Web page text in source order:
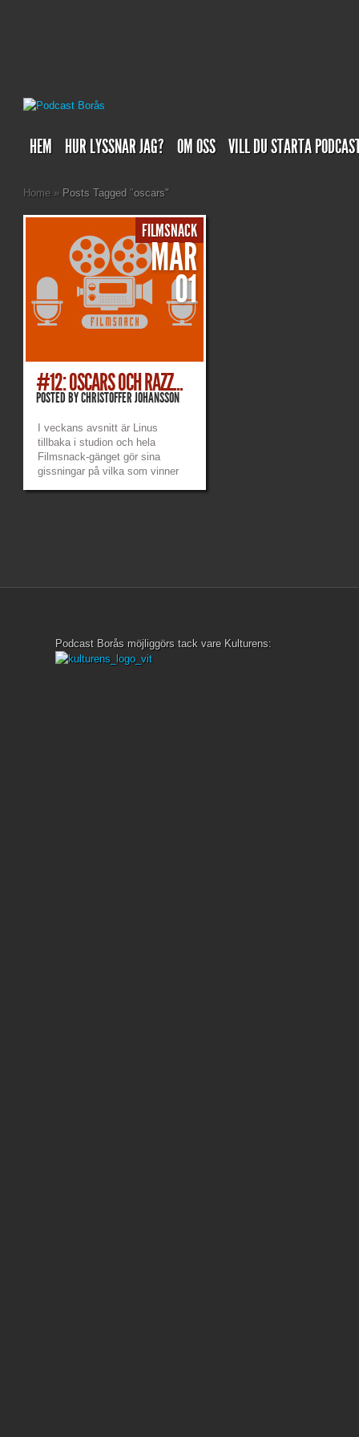
HEM HUR LYSSNAR JAG? OM OSS VILL DU STARTA
Home » Posts Tagged "oscars"
FILMSNACK
MAR
01
#12: OSCARS OCH RAZZ...
POSTED BYCHRISTOFFER JOHANSSON
I veckans avsnitt är Linus
tillbaka i studion och hela
Filmsnack-gänget gör sina
gissningar på vilka som vinner
Podcast Borås möjliggörs tack vare Kulturens: